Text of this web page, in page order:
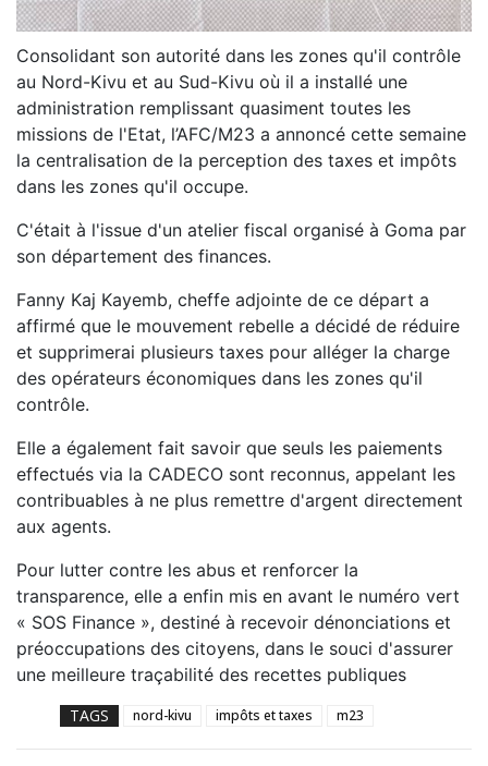
Consolidant son autorité dans les zones qu'il contrôle
au Nord-Kivu et au Sud-Kivu où il a installé une
administration remplissant quasiment toutes les
missions de l'Etat, l’AFC/M23 a annoncé cette semaine
la centralisation de la perception des taxes et impôts
dans les zones qu'il occupe.
C'était à l'issue d'un atelier fiscal organisé à Goma par
son département des finances.
Fanny Kaj Kayemb, cheffe adjointe de ce départ a
affirmé que le mouvement rebelle a décidé de réduire
et supprimerai plusieurs taxes pour alléger la charge
des opérateurs économiques dans les zones qu'il
contrôle.
Elle a également fait savoir que seuls les paiements
effectués via la CADECO sont reconnus, appelant les
contribuables à ne plus remettre d'argent directement
aux agents.
Pour lutter contre les abus et renforcer la
transparence, elle a enfin mis en avant le numéro vert
« SOS Finance », destiné à recevoir dénonciations et
préoccupations des citoyens, dans le souci d'assurer
une meilleure traçabilité des recettes publiques
TAGS nord-kivu impôts et taxes m23